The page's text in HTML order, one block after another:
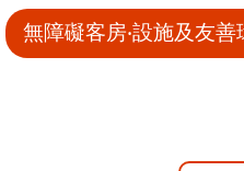
無障礙客房‧設施及友善